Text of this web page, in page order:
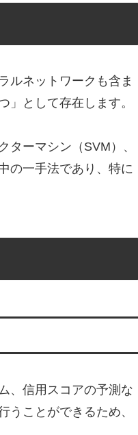
ルネットワークも含ま
として存在します。
ーマシン（SVM）、
の一手法であり、特に
、信用スコアの予測な
うことができるため、